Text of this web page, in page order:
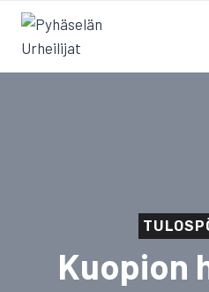
Siirry
sisältöön
Kuopion